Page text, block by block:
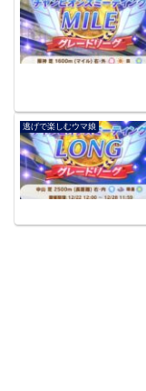
逃げで楽しむウマ娘